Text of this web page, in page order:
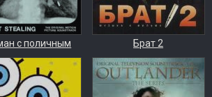
с поличным Брат 2